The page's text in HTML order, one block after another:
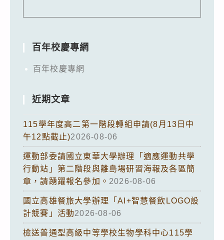
百年校慶專網
百年校慶專網
近期文章
115學年度高二第一階段轉組申請(8月13日中
午12點截止)2026-08-06
運動部委請國立東華大學辦理「適應運動共學
行動站」第二階段與離島場研習海報及各區簡
章，請踴躍報名參加。 2026-08-06
國立高雄餐旅大學辦理「AI+智慧餐飲LOGO設
計競賽」活動2026-08-06
檢送普通型高級中等學校生物學科中心115學